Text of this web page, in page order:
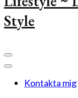
Style
Kontakta mig